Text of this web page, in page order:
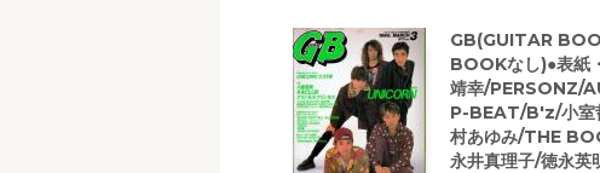
GB(GUITAR
BOOKなし)●表紙
靖幸/PERSONZ/
P-BEAT/B'z/小室
村あゆみ/THE
永井真理子/徳永英